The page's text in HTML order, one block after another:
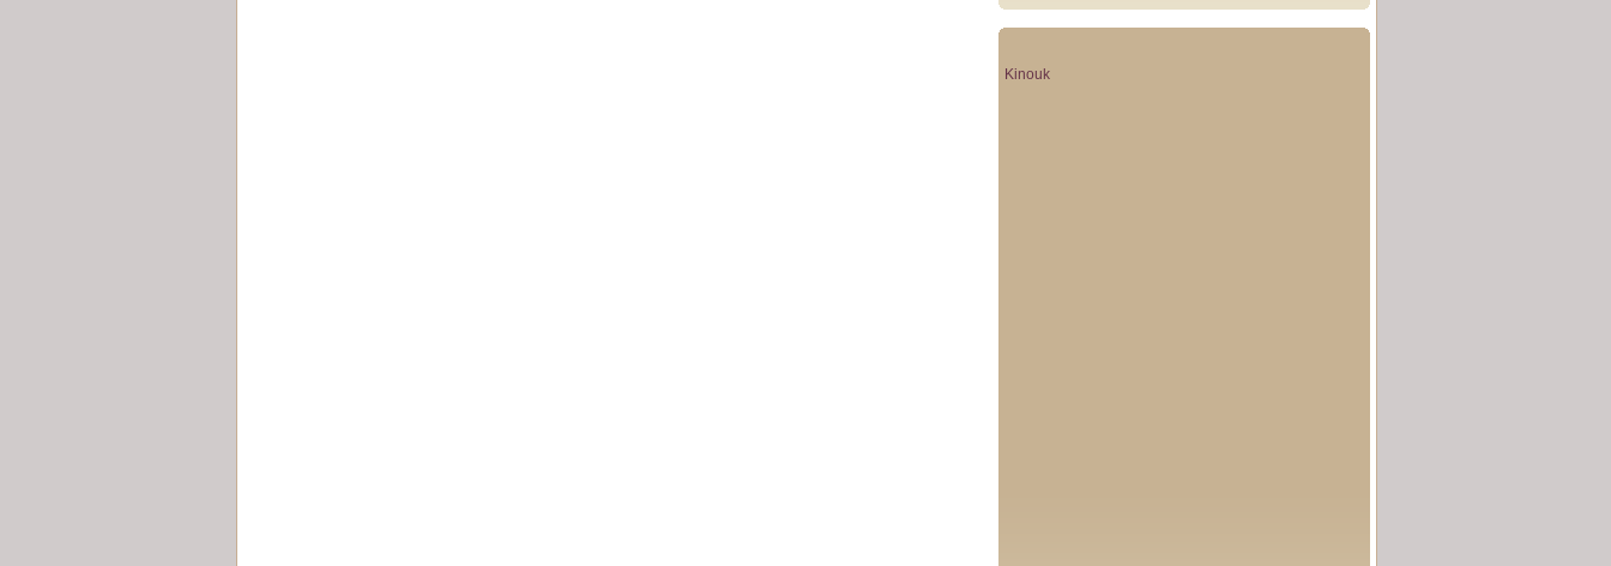
Kinouk